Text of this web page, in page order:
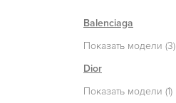
Balenciaga
Показать модели (3)
Dior
Показать модели (1)